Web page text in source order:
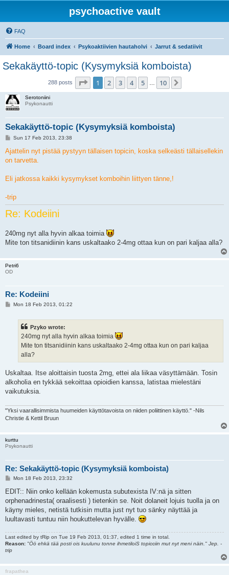
psychoactive vault
FAQ
Home Board index Psykoaktiivien hautaholvi Jarrut & sedatiivit
Sekakäyttö-topic (Kysymyksiä komboista)
288 posts Page 1of 10
1 2 3 4 5 10
Serotoniini
Psykonautti
Sekakäyttö-topic (Kysymyksiä komboista)
P
s
Sun 17 Feb 2013, 23:38
Ajattelin nyt pistää pystyyn tällaisen topicin, koska selkeästi tällaisellekin
on tarvetta.
Eli jatkossa kaikki kysymykset komboihin liittyen tänne,!
-trip
Re: Kodeiini
240mg nyt alla hyvin alkaa toimia
Mite ton titsanidiinin kans uskaltaako 2-4mg ottaa kun on pari kaljaa alla?
Petri6
OD
Re: Kodeiini
PMon 18 Feb 2013, 01:22
Pzyko wrote:
240mg nyt alla hyvin alkaa toimia
Mite ton titsanidiinin kans uskaltaako 2-4mg ottaa kun on pari kaljaa
alla?
Uskaltaa. Itse aloittaisin tuosta 2mg, ettei ala liikaa väsyttämään. Tosin
alkoholia en tykkää sekoittaa opioidien kanssa, latistaa mielestäni
vaikutuksia.
"Yksi vaarallisimmista huumeiden käyttötavoista on niiden poliittinen käyttö." -Nils
Christie & Kettil Bruun
kurttu
Psykonautti
Re: Sekakäyttö-topic (Kysymyksiä komboista)
P
s
Mon 18 Feb 2013, 23:32
EDIT:: Niin onko kellään kokemusta subutexista IV:nä ja sitten
orphenadrinesta( oraalisesti ) tietenkin se. Noit dolaneit lojuis tuolla ja on
käyny mieles, netistä tutkisin mutta just nyt tuo sänky näyttää ja
luultavasti tuntuu niin houkuttelevan hyvälle.
Last edited by tRip on Tue 19 Feb 2013, 01:37, edited 1 time in total.
Reason: "Öö ehkä tää posti ois kuulunu tonne ihmetiloiS topicciin mut nyt meni näin." Jep. -
trip
frapathea